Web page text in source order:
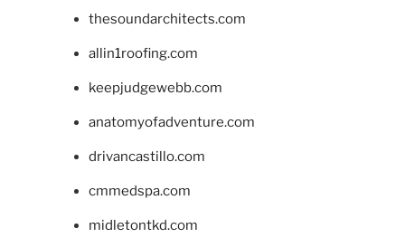
thesoundarchitects.com
allin1roofing.com
keepjudgewebb.com
anatomyofadventure.com
drivancastillo.com
cmmedspa.com
midletontkd.com